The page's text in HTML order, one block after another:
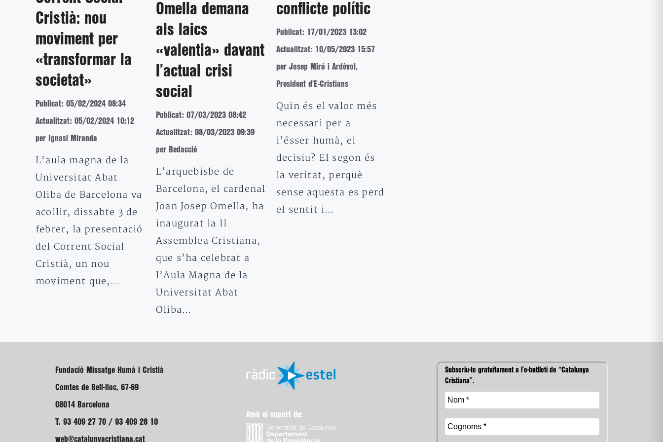
Cristià: nou
moviment per
«transformar la
societat»
Publicat: 05/02/2024 08:34
Actualitzat: 05/02/2024 10:12
per Ignasi Miranda
L’aula magna de la
Universitat Abat
Oliba de Barcelona va
acollir, dissabte 3 de
febrer, la presentació
del Corrent Social
Cristià, un nou
moviment que,…
Omella demana
als laics
«valentia» davant
l’actual crisi
social
Publicat: 07/03/2023 08:42
Actualitzat: 08/03/2023 09:39
per Redacció
L’arquebisbe de
Barcelona, el cardenal
Joan Josep Omella, ha
inaugurat la II
Assemblea Cristiana,
que s’ha celebrat a
l’Aula Magna de la
Universitat Abat
Oliba…
conflicte polític
Publicat: 17/01/2023 13:02
Actualitzat: 10/05/2023 15:57
per Josep Miró i Ardèvol,
President d’E-Cristians
Quin és el valor més
necessari per a
l’ésser humà, el
decisiu? El segon és
la veritat, perquè
sense aquesta es perd
el sentit i…
Fundació Missatge Humà i Cristià
Comtes de Bell-lloc, 67-69
08014 Barcelona
T. 93 409 27 70 / 93 409 28 10
web@catalunyacristiana.cat
Amb el suport de:
Subscriu-te gratuïtament a l’e-butlletí de “Catalunya
Cristiana”.